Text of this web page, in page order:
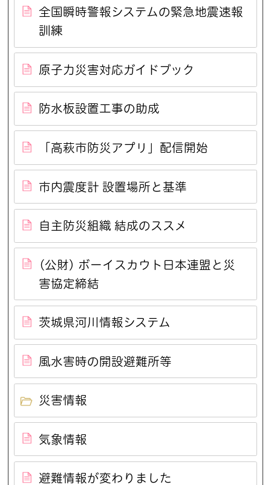
全国瞬時警報システムの緊急地震速報
訓練
原子力災害対応ガイドブック
防水板設置工事の助成
「高萩市防災アプリ」配信開始
市内震度計 設置場所と基準
自主防災組織 結成のススメ
(公財) ボーイスカウト日本連盟と災
害協定締結
茨城県河川情報システム
風水害時の開設避難所等
災害情報
気象情報
避難情報が変わりました